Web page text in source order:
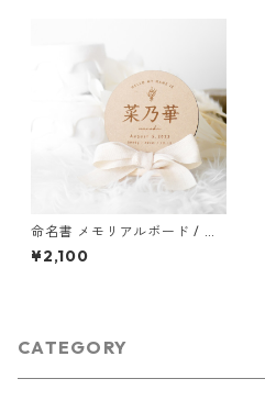
命名書 メモリアルボード / 漢
字 丸型 命名書 丸 おしゃれ バ
ースプレート 出生ボード 出産
¥2,100
CATEGORY